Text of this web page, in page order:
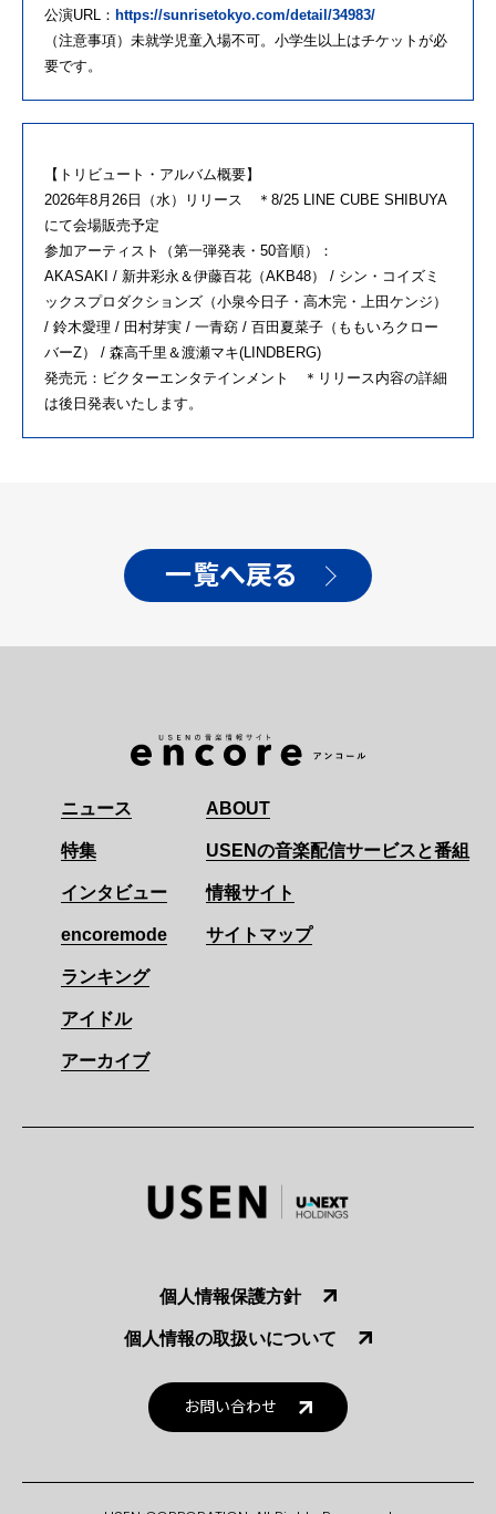
公演URL： https://sunrisetokyo.com/detail/34983/
（注意事項）未就学児童入場不可。小学生以上はチケットが必
要です。
【トリビュート・アルバム概要】
2026年8月26日（水）リリース ＊8/25 LINE CUBE SHIBUYA
にて会場販売予定
参加アーティスト（第一弾発表・50音順）：
AKASAKI / 新井彩永＆伊藤百花（AKB48） / シン・コイズミ
ックスプロダクションズ（小泉今日子・高木完・上田ケンジ）
/ 鈴木愛理 / 田村芽実 / 一青窈 / 百田夏菜子（ももいろクロー
バーZ） / 森高千里＆渡瀬マキ(LINDBERG)
発売元：ビクターエンタテインメント ＊リリース内容の詳細
は後日発表いたします。
一覧へ戻る
ニュース
特集
インタビュー
encoremode
ランキング
アイドル
アーカイブ
ABOUT
USENの音楽配信サービスと番組
情報サイト
サイトマップ
個人情報保護方針
個人情報の取扱いについて
お問い合わせ